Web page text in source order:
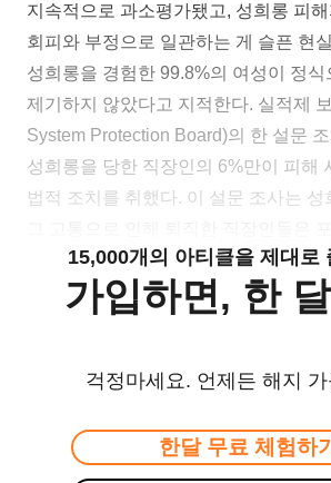
지속적으로 과소평가됐고, 성희롱 피해
회피와 부정으로 일관하는 게 슬픈 현
성희롱을 경험한 99.8%의 여성이 정식
제기하지 않았다고 지적한다. 실적제
System Protection Board)의 한 설문
성희롱을 당한 직장인의 6%만이 피해
법적 조치를 취했다. 이 설문 조사는 성
15,000개의 아티클을 제대로
가입하면, 한
걱정마세요. 언제든 해지
한달 무료 체험하기